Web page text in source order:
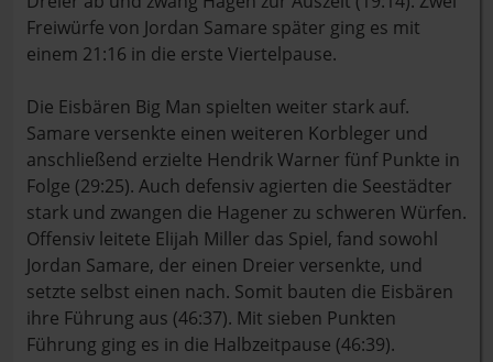
Freiwürfe von Jordan Samare später ging es mit
einem 21:16 in die erste Viertelpause.
Die Eisbären Big Man spielten weiter stark auf.
Samare versenkte einen weiteren Korbleger und
anschließend erzielte Hendrik Warner fünf Punkte in
Folge (29:25). Auch defensiv agierten die Seestädter
stark und zwangen die Hagener zu schweren Würfen.
Offensiv leitete Elijah Miller das Spiel, fand sowohl
Jordan Samare, der einen Dreier versenkte, und
setzte selbst einen nach. Somit bauten die Eisbären
ihre Führung aus (46:37). Mit sieben Punkten
Führung ging es in die Halbzeitpause (46:39).